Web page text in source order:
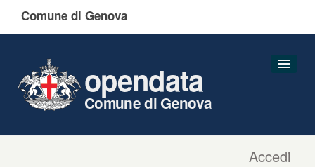
Comune di Genova
Accedi
opendata
Comune di Genova